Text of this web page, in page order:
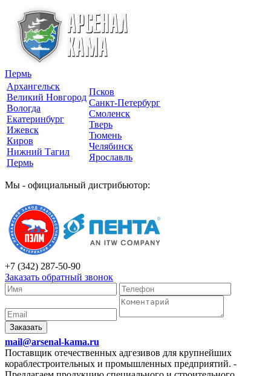
Пермь
Архангельск
Великий Новгород
Вологда
Екатеринбург
Ижевск
Киров
Нижний Тагил
Пермь
Псков
Санкт-Петербург
Смоленск
Тверь
Тюмень
Челябинск
Ярославль
Мы - официальный дистрибьютор:
+7 (342) 287-50-90
Заказать обратный звонок
Заказать
mail@arsenal-kama.ru
Поставщик отечественных адгезивов для крупнейших
кораблестроительных и промышленных предприятий. -